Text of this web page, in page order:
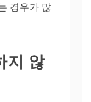
경우가 많
지 않